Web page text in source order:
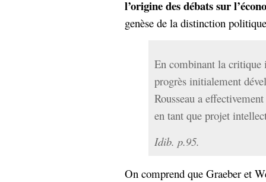
l’origine des débats sur
genèse de la distinction
En combinant la critique
progrès initialement
Rousseau a
en tant que projet
Idib. p.95.
On comprend que Graeber et